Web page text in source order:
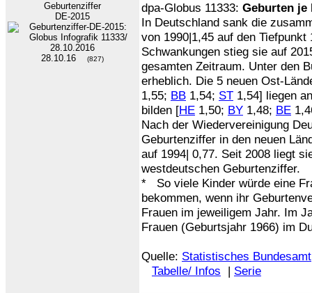
Geburtenziffer
DE-2015
28.10.16 (827)
dpa-Globus 11333: Geburten je
In Deutschland sank die
von 1990|1,45 auf den Tiefpunkt
Schwankungen stieg sie auf
gesamten Zeitraum. Unter den
erheblich. Die 5 neuen Ost-
1,55; BB 1,54; ST 1,54] liegen
bilden [HE 1,50; BY 1,48; BE
Nach der Wiedervereinigung
Geburtenziffer in den neuen
auf 1994| 0,77. Seit 2008 liegt
westdeutschen Geburtenziffer.
*
So viele Kinder würde eine
bekommen, wenn ihr
Frauen im jeweiligem Jahr. Im
Frauen (Geburtsjahr 1966) im
Quelle: Statistisches Bundesamt
Tabelle/ Infos | Serie